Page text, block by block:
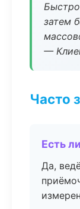
затем
—
Часто
Есть
Да,